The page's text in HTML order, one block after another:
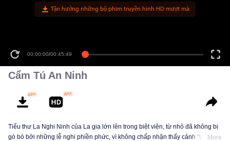
Tận hưởng những bộ phim truyền hình HD mượt mà
00:00:00/00:45:49
Cẩm Tú An Ninh
Tiểu thư La Nghi Ninh của La gia lớn lên trong biệt viện, từ nhỏ đã không bị
gò bó bởi những lễ nghi phiền phức, vì không chấp nhận thấy cảnh "tam ca"
More